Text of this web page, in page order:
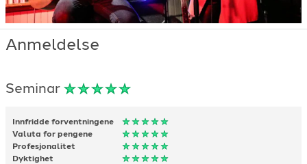
Anmeldelse
Seminar
Innfridde forventningene
Valuta for pengene
Profesjonalitet
Dyktighet